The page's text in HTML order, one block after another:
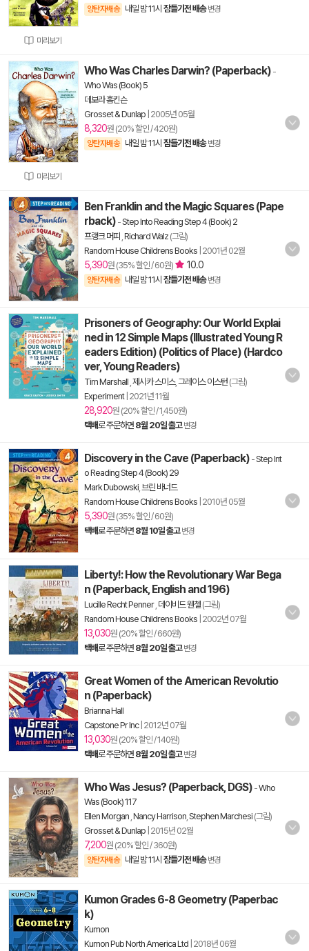
미리보기
양탄자배송 내일 밤 11시 잠들기전 배송 변경
미리보기
Who Was Charles Darwin? (Paperback) -
Who Was (Book) 5
데보라 홉킨슨
Grosset & Dunlap 2005년 05월
8,320원 (20% 할인 / 420원)
양탄자배송 내일 밤 11시 잠들기전 배송 변경
Ben Franklin and the Magic Squares (Pape
rback) -Step Into Reading Step 4 (Book) 2
프랭크 머피 Richard Walz (그림)
Random House Childrens Books 2001년 02월
5,390원 (35% 할인 / 60원) 10.0
양탄자배송 내일 밤 11시 잠들기전 배송 변경
Prisoners of Geography: Our World Explai
ned in 12 Simple Maps (Illustrated Young R
eaders Edition) (Politics of Place) (Hardco
ver, Young Readers)
Tim Marshall 제시카 스미스, 그레이스 이스턴 (그림)
Experiment| 2021년 11월
28,920원 (20% 할인 / 1,450원)
택배로 주문하면 8월 20일 출고 변경
Discovery in the Cave (Paperback) -Step Int
o Reading Step 4 (Book) 29
Mark Dubowski 브린 바너드
Random House Childrens Books 2010년 05월
5,390원 (35% 할인 / 60원)
택배로 주문하면 8월 10일 출고 변경
Liberty!: How the Revolutionary War Bega
n (Paperback, English and 196)
Lucille Recht Penner, 데이비드 웬첼 (그림)
Random House Childrens Books 2002년 07월
13,030원 (20% 할인 / 660원)
택배로 주문하면 8월 20일 출고 변경
Great Women of the American Revolutio
n (Paperback)
Brianna Hall
Capstone Pr Inc| 2012년 07월
13,030원 (20% 할인 / 140원)
택배로 주문하면 8월 20일 출고 변경
Who Was Jesus? (Paperback, DGS) -Who
Was (Book) 117
Ellen Morgan Nancy Harrison Stephen Marchesi (그림)
Grosset & Dunlap 2015년 02월
7,200원 (20% 할인 / 360원)
양탄자배송 내일 밤 11시 잠들기전 배송 변경
Kumon Grades 6-8 Geometry (Paperbac
k)
Kumon
Kumon Pub North America Ltd 2018년 06월